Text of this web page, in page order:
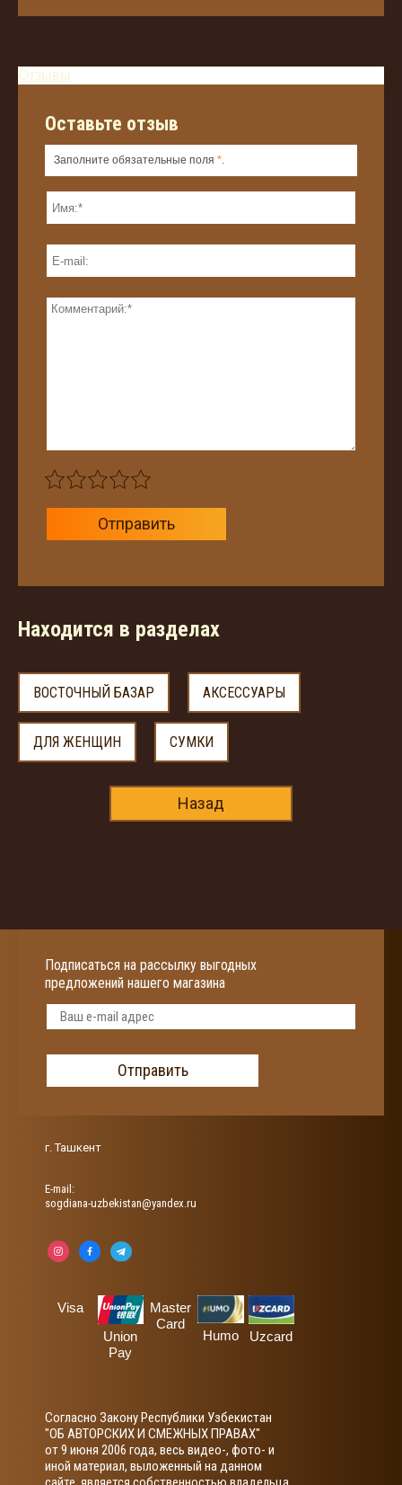
Отзывы
Оставьте отзыв
Заполните обязательные поля *.
Отправить
Находится в разделах
ВОСТОЧНЫЙ БАЗАР АКСЕССУАРЫ
ДЛЯ ЖЕНЩИН СУМКИ
Назад
г. Ташкент
Е-mail:
sogdiana-uzbekistan@yandex.ru
Visa
Union
Pay
Master
Card
Humo Uzcard
Согласно Закону Республики Узбекистан
"ОБ АВТОРСКИХ И СМЕЖНЫХ ПРАВАХ"
от 9 июня 2006 года, весь видео-, фото- и
иной материал, выложенный на данном
Подписаться на рассылку выгодных
предложений нашего магазина
Отправить